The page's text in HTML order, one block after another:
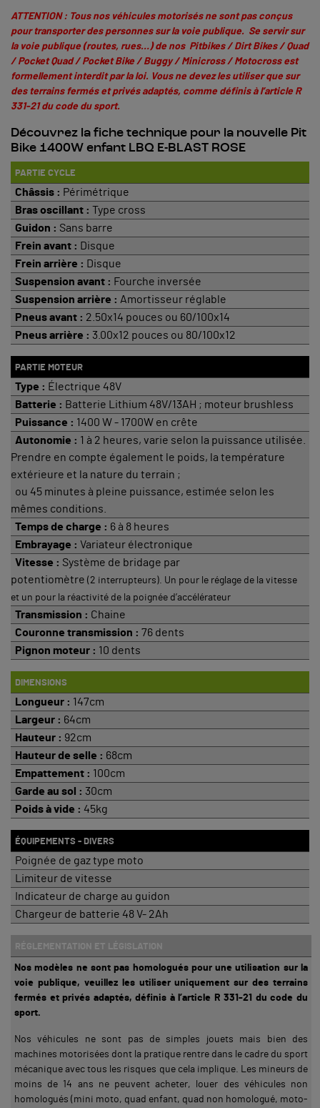
ATTENTION : Tous nos véhicules motorisés ne sont pas conçus
pour transporter des personnes sur la voie publique. Se servir sur
la voie publique (routes, rues…) de nos Pitbikes / Dirt Bikes / Quad
/ Pocket Quad / Pocket Bike / Buggy / Minicross / Motocross est
formellement interdit par la loi. Vous ne devez les utiliser que sur
des terrains fermés et privés adaptés, comme définis à l’article R
331-21 du code du sport.
Découvrez la fiche technique pour la nouvelle Pit
Bike 1400W enfant LBQ E-BLAST ROSE
PARTIE CYCLE
Châssis : Périmétrique
Bras oscillant : Type cross
Guidon : Sans barre
Frein avant : Disque
Frein arrière : Disque
Suspension avant : Fourche inversée
Suspension arrière : Amortisseur réglable
Pneus avant : 2.50x14 pouces ou 60/100x14
Pneus arrière : 3.00x12 pouces ou 80/100x12
PARTIE MOTEUR
Type : Électrique 48V
Batterie : Batterie Lithium 48V/13AH ; moteur brushless
Puissance : 1400 W - 1700W en crête
Autonomie : 1 à 2 heures, varie selon la puissance utilisée.
Prendre en compte également le poids, la température
extérieure et la nature du terrain ;
ou 45 minutes à pleine puissance, estimée selon les
mêmes conditions.
Temps de charge : 6 à 8 heures
Embrayage : Variateur électronique
Vitesse : Système de bridage par
potentiomètre ( 2 interrupteurs). Un pour le réglage de la vitesse
et un pour la réactivité de la poignée d’accélérateur
Transmission : Chaine
Couronne transmission : 76 dents
Pignon moteur : 10 dents
DIMENSIONS
Longueur : 147cm
Largeur : 64cm
Hauteur : 92cm
Hauteur de selle : 68cm
Empattement : 100cm
Garde au sol : 30cm
Poids à vide : 45kg
ÉQUIPEMENTS - DIVERS
Poignée de gaz type moto
Limiteur de vitesse
Indicateur de charge au guidon
Chargeur de batterie 48 V- 2Ah
RÉGLEMENTATION ET LÉGISLATION
Nos modèles ne sont pas homologués pour une utilisation sur la
voie publique, veuillez les utiliser uniquement sur des terrains
fermés et privés adaptés, définis à l’article R 331-21 du code du
sport.
Nos véhicules ne sont pas de simples jouets mais bien des
machines motorisées dont la pratique rentre dans le cadre du sport
mécanique avec tous les risques que cela implique. Les mineurs de
moins de 14 ans ne peuvent acheter, louer des véhicules non
homologués (mini moto, quad enfant, quad non homologué, moto-